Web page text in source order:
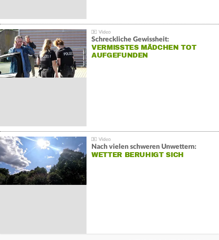
Schreckliche Gewissheit:
VERMISSTES MÄDCHEN TOT
AUFGEFUNDEN
Nach vielen schweren Unwettern:
WETTER BERUHIGT SICH